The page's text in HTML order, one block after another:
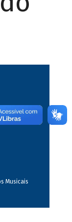
Musicais